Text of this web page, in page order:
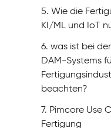
5. Wie die
KI/ML und IoT
6. was ist bei
DAM-Systems
beachten?
7. Pimcore Use
Fertigung